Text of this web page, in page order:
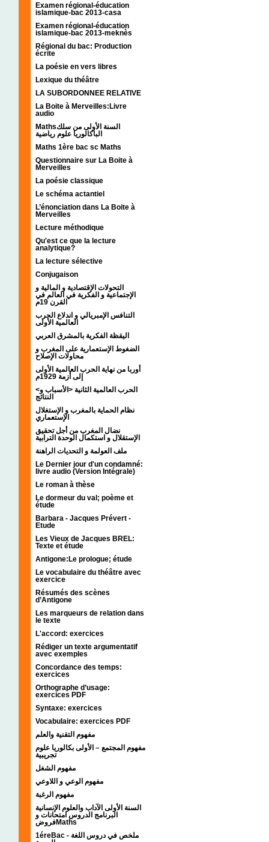
Examen régional-éducation
islamique-bac 2013-casa
Examen régional-éducation
islamique-bac 2013-meknès
Régional du bac: Production
écrite
La poésie en vers libres
Lexique du théâtre
LA SUBORDONNEE RELATIVE
La Boite à Merveilles:Livre
audio
Mathsالسنة الأولى من سلك
الباكالوريا علوم رياضية
Maths 1ère bac sc Maths
Questionnaire sur La Boite à
Merveilles
La poésie classique
Le schéma actantiel
L’énonciation dans La Boite à
Merveilles
Lecture méthodique
Qu'est ce que la lecture
analytique?
La lecture sélective
Conjugaison
التحولات الإقتصادية و المالية و
الإجتماعية و الفكرية في العالم في
القرن 19م
التنافس الإمبريالي و اندلاع الحرب
العالمية الأولى
اليقظة الفكرية بالمشرق العربي
الضغوط الإستعمارية على المغرب و
محاولات الإصلاح
أوربا من نهاية الحرب العالمية الأولى
إلى أزمة 1929م
<الحرب العالمية الثانية <الأسباب و
النتائج
نظام الحماية بالمغرب و الإستغلال
الإستعماري
نضال المغرب من أجل تحقيق
الإستقلال و استكمال الوحدة الترابية
ملف العولمة و التحديات الراهنة
Le Dernier jour d'un condamné:
livre audio (Version Intégrale)
Le roman à thèse
Le dormeur du val; poème et
étude
Barbara - Jacques Prévert -
Etude
Les Vieux de Jacques BREL:
Texte et étude
Antigone:Le prologue; étude
Le vocabulaire du théâtre avec
exercice
Résumés des scènes
d’Antigone
Les marqueurs de relation dans
le texte
L'accord: exercices
Rédiger un texte argumentatif
avec exemples
Concordance des temps:
exercices
Orthographe d’usage:
exercices PDF
Syntaxe: exercices
Vocabulaire: exercices PDF
مفهوم التقنية والعلم
مفهوم المجتمع – الأولى بكالوريا علوم
تجريبية
مفهوم الشغل
مفهوم الوعي و اللاوعي
مفهوم الرغبة
السنة الأولى الآداب والعلوم الإنسانية
البرنامج الدروس امتحانات و
فروضMaths
1éreBac - ملخص في دروس اللغة